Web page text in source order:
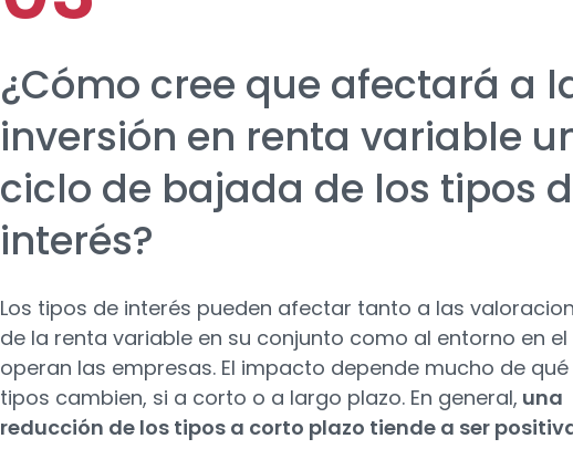
¿Cómo cree que afectará a
inversión en renta variable
ciclo de bajada de los tipos
interés?
Los tipos de interés pueden afectar tanto a las
de la renta variable en su conjunto como al entorno en el
operan las empresas. El impacto depende mucho de qué
tipos cambien, si a corto o a largo plazo. En general, una
reducción de los tipos a corto plazo tiende a ser